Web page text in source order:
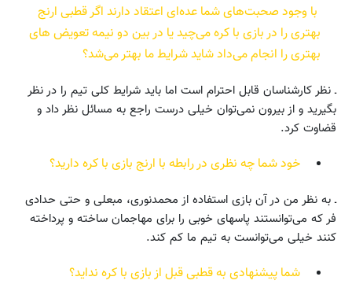
با وجود صحبت‌های شما عده‌ای اعتقاد دارند اگر قطبی ارنج
بهتری را در بازی با کره می‌چید یا در بین دو نیمه تعویض های
بهتری را انجام می‌داد شاید شرایط ما بهتر می‌شد؟
ـ نظر کارشناسان قابل احترام است اما باید شرایط کلی تیم را در نظر
بگیرید و از بیرون نمی‌توان خیلی درست راجع به مسائل نظر داد و
قضاوت کرد.
خود شما چه نظری در رابطه با ارنج بازی با کره دارید؟
ـ به نظر من در آن بازی استفاده از محمدنوری، مبعلی و حتی حدادی
فر که می‌توانستند پاسهای خوبی را برای مهاجمان ساخته و پرداخته
کنند خیلی می‌توانست به تیم ما کم کند.
شما پیشنهادی به قطبی قبل از بازی با کره نداید؟